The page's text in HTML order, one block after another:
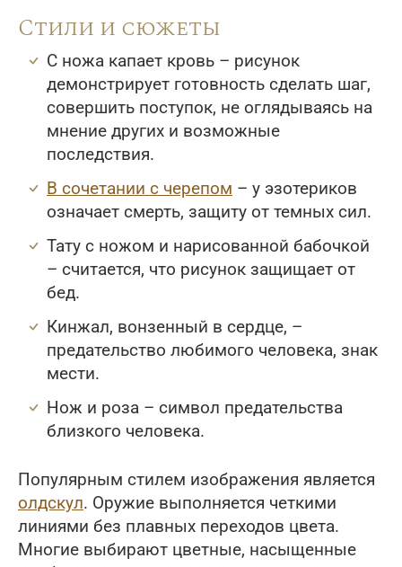
Стили и сюжеты
С ножа капает кровь – рисунок
демонстрирует готовность сделать шаг,
совершить поступок, не оглядываясь на
мнение других и возможные
последствия.
В сочетании с черепом – у эзотериков
означает смерть, защиту от темных сил.
Тату с ножом и нарисованной бабочкой
– считается, что рисунок защищает от
бед.
Кинжал, вонзенный в сердце, –
предательство любимого человека, знак
мести.
Нож и роза – символ предательства
близкого человека.
Популярным стилем изображения является
олдскул. Оружие выполняется четкими
линиями без плавных переходов цвета.
Многие выбирают цветные, насыщенные